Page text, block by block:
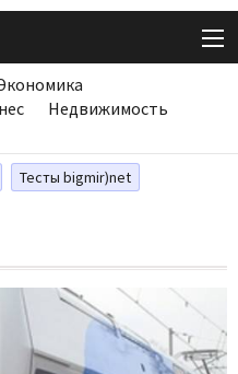
Недвижимость
Тесты bigmir)net